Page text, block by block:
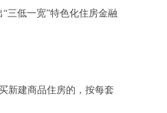
三低一宽”特色化住房金融
新建商品住房的，按每套